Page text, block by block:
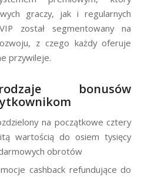
graczy, jak i regularnych
został segmentowany na
z czego każdy oferuje
przywileje.
bonusów
na początkowe cztery
wartością do osiem tysięcy
obrotów
cashback refundujące do